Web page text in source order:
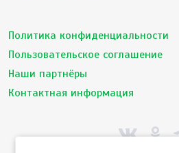
Политика конфиденциальности
Пользовательское соглашение
Наши партнёры
Контактная информация